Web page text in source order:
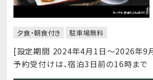
夕食・朝食付き 駐車場無料
[設定期間 2024年4月1日～2026年9
予約受付けは、宿泊3日前の16時まで